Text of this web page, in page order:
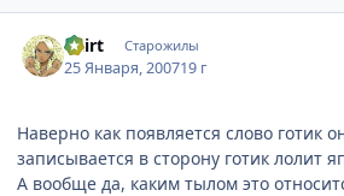
Dzirt Старожилы
25 Января, 200719 г
Наверно как появляется слово готик
записывается в сторону готик лолит
А вообще да, каким тылом это